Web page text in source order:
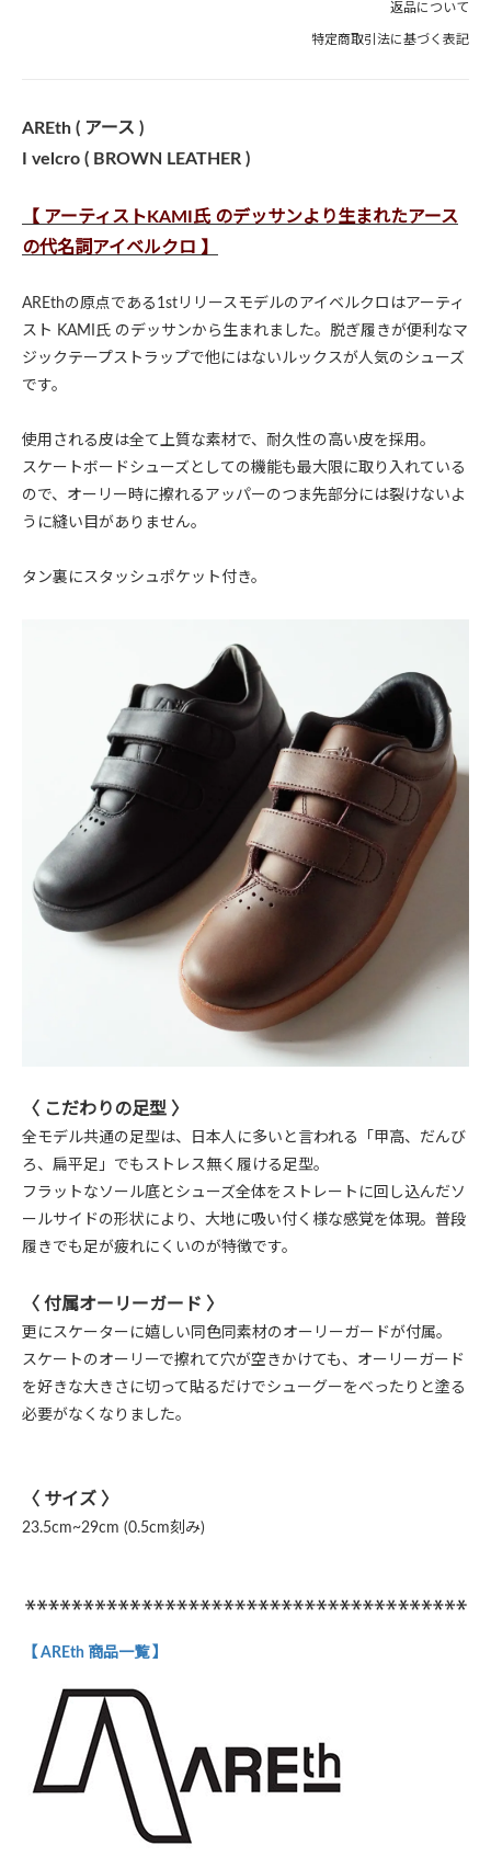
返品について
特定商取引法に基づく表記
AREth ( アース )
I velcro ( BROWN LEATHER )
【 アーティストKAMI氏 のデッサンより生まれたアース
の代名詞アイベルクロ 】
AREthの原点である1stリリースモデルのアイベルクロはアーティ
スト KAMI氏 のデッサンから生まれました。脱ぎ履きが便利なマ
ジックテープストラップで他にはないルックスが人気のシューズ
です。
使用される皮は全て上質な素材で、耐久性の高い皮を採用。
スケートボードシューズとしての機能も最大限に取り入れている
ので、オーリー時に擦れるアッパーのつま先部分には裂けないよ
うに縫い目がありません。
タン裏にスタッシュポケット付き。
〈 こだわりの足型 〉
全モデル共通の足型は、日本人に多いと言われる「甲高、だんび
ろ、扁平足」でもストレス無く履ける足型。
フラットなソール底とシューズ全体をストレートに回し込んだソ
ールサイドの形状により、大地に吸い付く様な感覚を体現。普段
履きでも足が疲れにくいのが特徴です。
〈 付属オーリーガード 〉
更にスケーターに嬉しい同色同素材のオーリーガードが付属。
スケートのオーリーで擦れて穴が空きかけても、オーリーガード
を好きな大きさに切って貼るだけでシューグーをべったりと塗る
必要がなくなりました。
〈 サイズ 〉
23.5cm~29cm (0.5cm刻み)
【 AREth 商品一覧 】